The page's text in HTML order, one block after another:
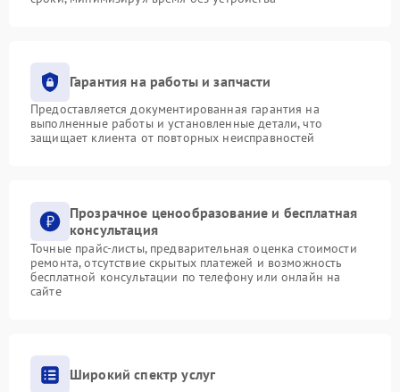
Гарантия на работы и запчасти
Предоставляется документированная гарантия на
выполненные работы и установленные детали, что
защищает клиента от повторных неисправностей
Прозрачное ценообразование и бесплатная
консультация
Точные прайс-листы, предварительная оценка стоимости
ремонта, отсутствие скрытых платежей и возможность
бесплатной консультации по телефону или онлайн на
сайте
Широкий спектр услуг